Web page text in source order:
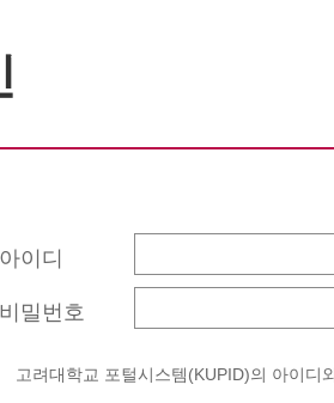
아이디
비밀번호
고려대학교 포털시스템(KUPID)의 아이디